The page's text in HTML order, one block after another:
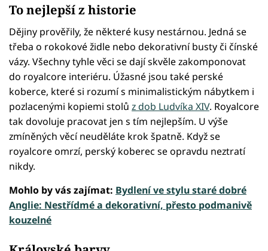
To nejlepší z historie
Dějiny prověřily, že některé kusy nestárnou. Jedná se
třeba o rokokové židle nebo dekorativní busty či čínské
vázy. Všechny tyhle věci se dají skvěle zakomponovat
do royalcore interiéru. Úžasné jsou také perské
koberce, které si rozumí s minimalistickým nábytkem i
pozlacenými kopiemi stolů z dob Ludvíka XIV. Royalcore
tak dovoluje pracovat jen s tím nejlepším. U výše
zmíněných věcí neuděláte krok špatně. Když se
royalcore omrzí, perský koberec se opravdu neztratí
nikdy.
Mohlo by vás zajímat: Bydlení ve stylu staré dobré
Anglie: Nestřídmé a dekorativní, přesto podmanivě
kouzelné